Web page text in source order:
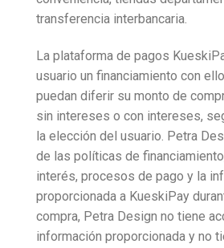
transferencia interbancaria.
La plataforma de pagos
usuario un financiamiento con
puedan diferir su monto de
sin intereses o con intereses,
la elección del usuario. Petra
de las políticas de
interés, procesos de pago y la
proporcionada a KueskiPay
compra, Petra Design no tiene
información proporcionada y no